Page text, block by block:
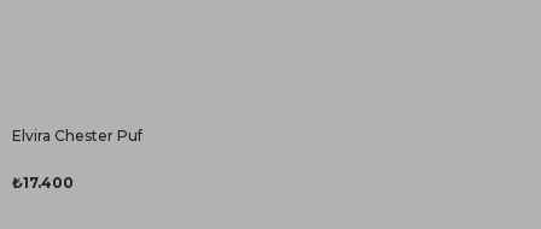
Elvira Chester Puf
₺17.400